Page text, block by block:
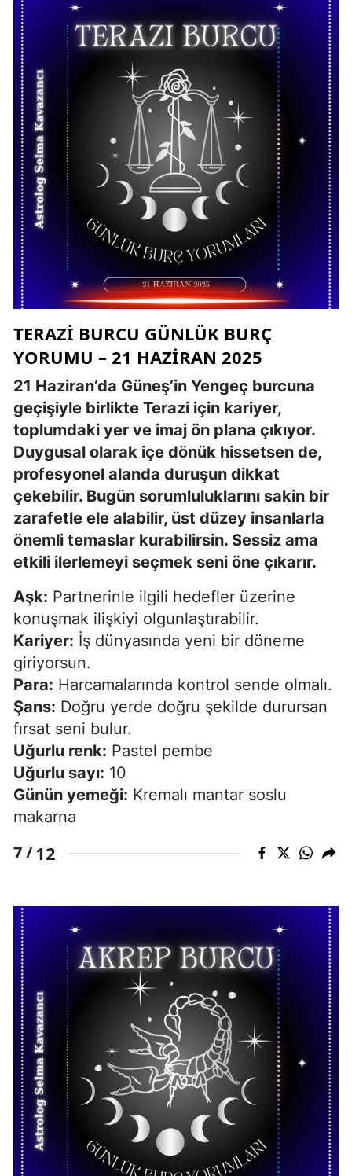
TERAZI BURCU GÜNLÜK BURÇ
YORUMU – 21 HAZIRAN 2025
21 Haziran’da Güneş’in Yengeç burcuna
geçişiyle birlikte Terazi için kariyer,
toplumdaki yer ve imaj ön plana çıkıyor.
Duygusal olarak içe dönük hissetsen de,
profesyonel alanda duruşun dikkat
çekebilir. Bugün sorumluluklarını sakin bir
zarafetle ele alabilir, üst düzey insanlarla
önemli temaslar kurabilirsin. Sessiz ama
etkili ilerlemeyi seçmek seni öne çıkarır.
Aşk: Partnerinle ilgili hedefler üzerine
konuşmak ilişkiyi olgunlaştırabilir.
Kariyer: İş dünyasında yeni bir döneme
giriyorsun.
Para: Harcamalarında kontrol sende olmalı.
Şans: Doğru yerde doğru şekilde durursan
fırsat seni bulur.
Uğurlu renk: Pastel pembe
Uğurlu sayı: 10
Günün yemeği: Kremalı mantar soslu
makarna
7 /12